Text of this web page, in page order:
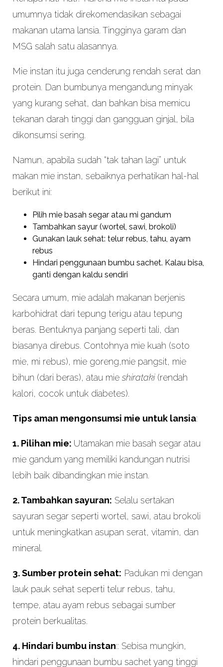
umumnya tidak direkomendasikan sebagai
makanan utama lansia. Tingginya garam dan
MSG salah satu alasannya.
Mie instan itu juga cenderung rendah serat dan
protein. Dan bumbunya mengandung minyak
yang kurang sehat, dan bahkan bisa memicu
tekanan darah tinggi dan gangguan ginjal, bila
dikonsumsi sering.
Namun, apabila sudah “tak tahan lagi” untuk
makan mie instan, sebaiknya perhatikan hal-hal
berikut ini:
Pilih mie basah segar atau mi gandum
Tambahkan sayur (wortel, sawi, brokoli)
Gunakan lauk sehat: telur rebus, tahu, ayam
rebus
Hindari penggunaan bumbu sachet. Kalau bisa,
ganti dengan kaldu sendiri
Secara umum, mie adalah makanan berjenis
karbohidrat dari tepung terigu atau tepung
beras. Bentuknya panjang seperti tali, dan
biasanya direbus. Contohnya mie kuah (soto
mie, mi rebus), mie goreng,mie pangsit, mie
bihun (dari beras), atau mie shirataki(rendah
kalori, cocok untuk diabetes).
Tips aman mengonsumsi mie untuk lansia:
1. Pilihan mie: Utamakan mie basah segar atau
mie gandum yang memiliki kandungan nutrisi
lebih baik dibandingkan mie instan.
2. Tambahkan sayuran: Selalu sertakan
sayuran segar seperti wortel, sawi, atau brokoli
untuk meningkatkan asupan serat, vitamin, dan
mineral.
3. Sumber protein sehat: Padukan mi dengan
lauk pauk sehat seperti telur rebus, tahu,
tempe, atau ayam rebus sebagai sumber
protein berkualitas.
4. Hindari bumbu instan:: Sebisa mungkin,
hindari penggunaan bumbu sachet yang tinggi